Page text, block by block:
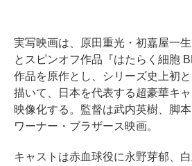
実写映画は、原田重光・初嘉屋一
とスピンオフ作品『はたらく細胞
作品を原作とし、シリーズ史上初と
描いて、日本を代表する超豪華キ
映像化する。監督は武内英樹、脚
ワーナー・ブラザース映画。
キャストは赤血球役に永野芽郁、